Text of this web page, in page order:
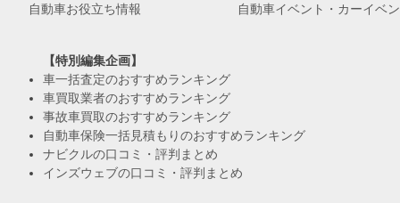
自動車お役立ち情報
自動車イベント・カーイベ
【特別編集企画】
車一括査定のおすすめランキング
車買取業者のおすすめランキング
事故車買取のおすすめランキング
自動車保険一括見積もりのおすすめランキング
ナビクルの口コミ・評判まとめ
インズウェブの口コミ・評判まとめ